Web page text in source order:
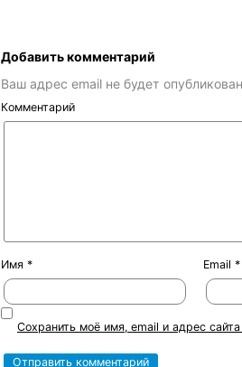
Добавить комментарий
Ваш адрес email не будет
Комментарий
Имя * Email*
Сохранить моё имя, email и адрес